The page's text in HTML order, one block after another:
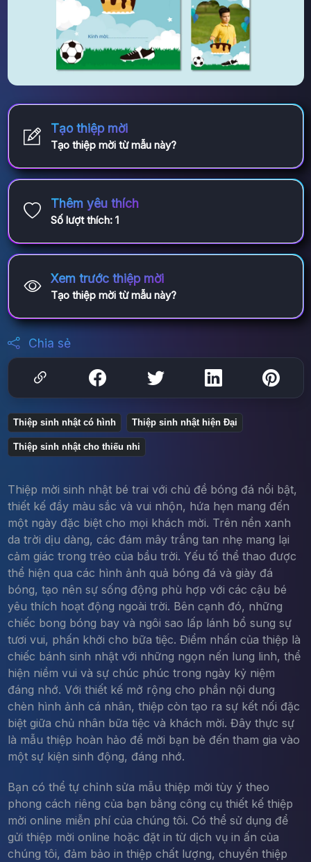
Tạo thiệp mời
Tạo thiệp mời từ mẫu này?
Thêm yêu thích
Số lượt thích: 1
Xem trước thiệp mời
Tạo thiệp mời từ mẫu này?
Chia sẻ
Thiệp sinh nhật có hình Thiệp sinh nhật hiện Đại
Thiệp sinh nhật cho thiếu nhi
Thiệp mời sinh nhật bé trai với chủ đề bóng đá nổi bật,
thiết kế đầy màu sắc và vui nhộn, hứa hẹn mang đến
một ngày đặc biệt cho mọi khách mời. Trên nền xanh
da trời dịu dàng, các đám mây trắng tan nhẹ mang lại
cảm giác trong trẻo của bầu trời. Yếu tố thể thao được
thể hiện qua các hình ảnh quả bóng đá và giày đá
bóng, tạo nên sự sống động phù hợp với các cậu bé
yêu thích hoạt động ngoài trời. Bên cạnh đó, những
chiếc bong bóng bay và ngôi sao lấp lánh bổ sung sự
tươi vui, phấn khởi cho bữa tiệc. Điểm nhấn của thiệp là
chiếc bánh sinh nhật với những ngọn nến lung linh, thể
hiện niềm vui và sự chúc phúc trong ngày kỷ niệm
đáng nhớ. Với thiết kế mở rộng cho phần nội dung
chèn hình ảnh cá nhân, thiệp còn tạo ra sự kết nối đặc
biệt giữa chủ nhân bữa tiệc và khách mời. Đây thực sự
là mẫu thiệp hoàn hảo để mời bạn bè đến tham gia vào
một sự kiện sinh động, đáng nhớ.
Bạn có thể tự chỉnh sửa mẫu thiệp mời tùy ý theo
phong cách riêng của bạn bằng công cụ thiết kế thiệp
mời online miễn phí của chúng tôi. Có thể sử dụng để
gửi thiệp mời online hoặc đặt in từ dịch vụ in ấn của
chúng tôi, đảm bảo in thiệp chất lượng, chuyển thiệp